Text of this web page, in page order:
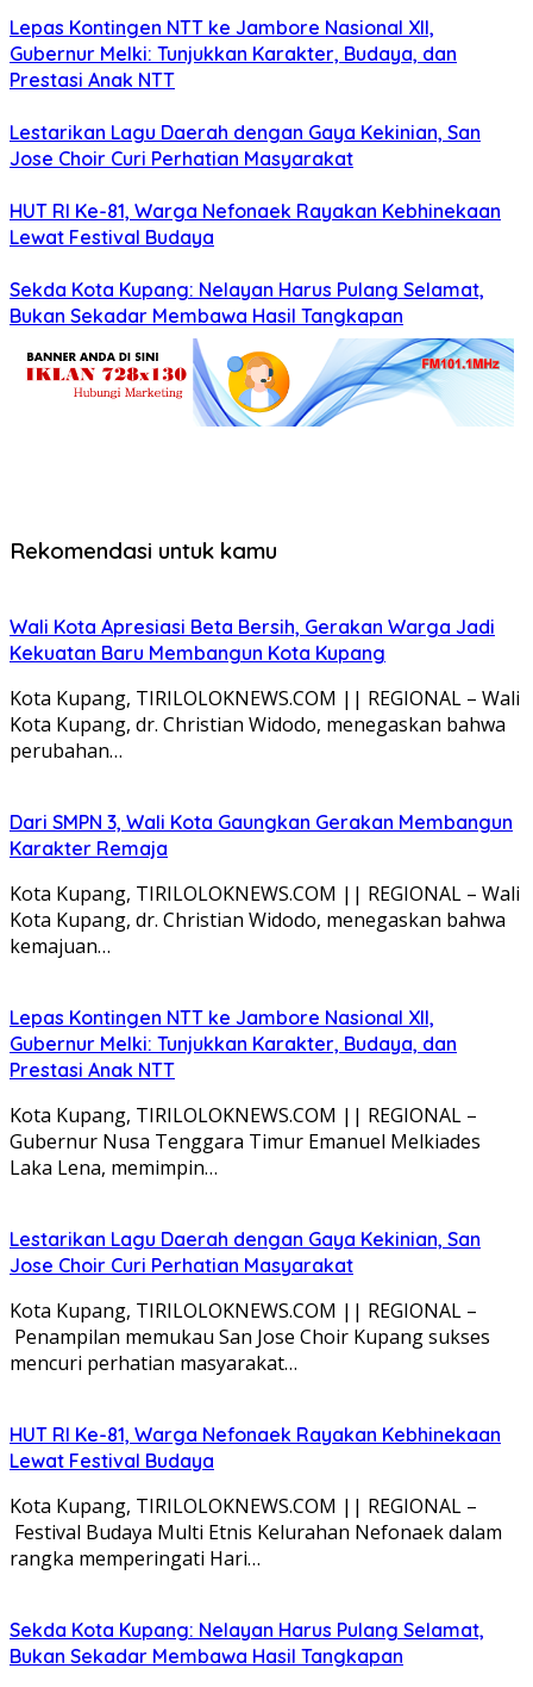
Lepas Kontingen NTT ke Jambore Nasional XII,
Gubernur Melki: Tunjukkan Karakter, Budaya, dan
Prestasi Anak NTT
Lestarikan Lagu Daerah dengan Gaya Kekinian, San
Jose Choir Curi Perhatian Masyarakat
HUT RI Ke-81, Warga Nefonaek Rayakan Kebhinekaan
Lewat Festival Budaya
Sekda Kota Kupang: Nelayan Harus Pulang Selamat,
Bukan Sekadar Membawa Hasil Tangkapan
Rekomendasi untuk kamu
Wali Kota Apresiasi Beta Bersih, Gerakan Warga Jadi
Kekuatan Baru Membangun Kota Kupang
Kota Kupang, TIRILOLOKNEWS.COM || REGIONAL – Wali
Kota Kupang, dr. Christian Widodo, menegaskan bahwa
perubahan…
Dari SMPN 3, Wali Kota Gaungkan Gerakan Membangun
Karakter Remaja
Kota Kupang, TIRILOLOKNEWS.COM || REGIONAL – Wali
Kota Kupang, dr. Christian Widodo, menegaskan bahwa
kemajuan…
Lepas Kontingen NTT ke Jambore Nasional XII,
Gubernur Melki: Tunjukkan Karakter, Budaya, dan
Prestasi Anak NTT
Kota Kupang, TIRILOLOKNEWS.COM || REGIONAL –
Gubernur Nusa Tenggara Timur Emanuel Melkiades
Laka Lena, memimpin…
Lestarikan Lagu Daerah dengan Gaya Kekinian, San
Jose Choir Curi Perhatian Masyarakat
Kota Kupang, TIRILOLOKNEWS.COM || REGIONAL –
Penampilan memukau San Jose Choir Kupang sukses
mencuri perhatian masyarakat…
HUT RI Ke-81, Warga Nefonaek Rayakan Kebhinekaan
Lewat Festival Budaya
Kota Kupang, TIRILOLOKNEWS.COM || REGIONAL –
Festival Budaya Multi Etnis Kelurahan Nefonaek dalam
rangka memperingati Hari…
Sekda Kota Kupang: Nelayan Harus Pulang Selamat,
Bukan Sekadar Membawa Hasil Tangkapan